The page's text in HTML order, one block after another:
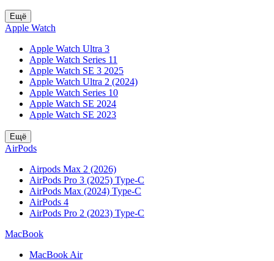
Ещё
Apple Watch
Apple Watch Ultra 3
Apple Watch Series 11
Apple Watch SE 3 2025
Apple Watch Ultra 2 (2024)
Apple Watch Series 10
Apple Watch SE 2024
Apple Watch SE 2023
Ещё
AirPods
Airpods Max 2 (2026)
AirPods Pro 3 (2025) Type-C
AirPods Max (2024) Type-C
AirPods 4
AirPods Pro 2 (2023) Type-C
MacBook
MacBook Air